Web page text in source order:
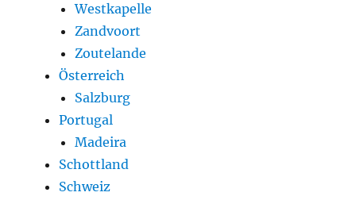
Westkapelle
Zandvoort
Zoutelande
Österreich
Salzburg
Portugal
Madeira
Schottland
Schweiz